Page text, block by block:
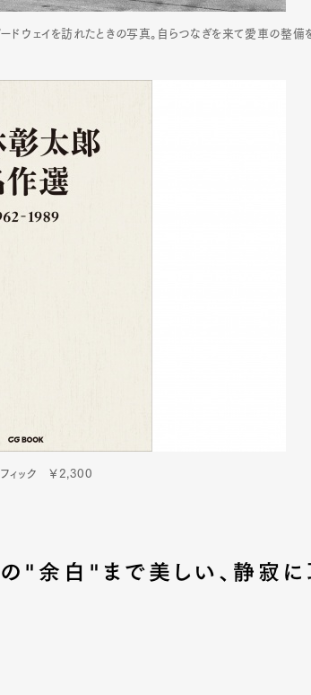
Gourmet
ドウェイを訪れたときの写真。自らつなぎを来て愛車の整備
ィック ￥2,300
"余白"まで美しい、静寂